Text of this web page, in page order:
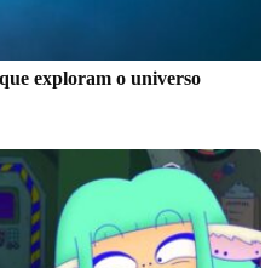
exploram o universo